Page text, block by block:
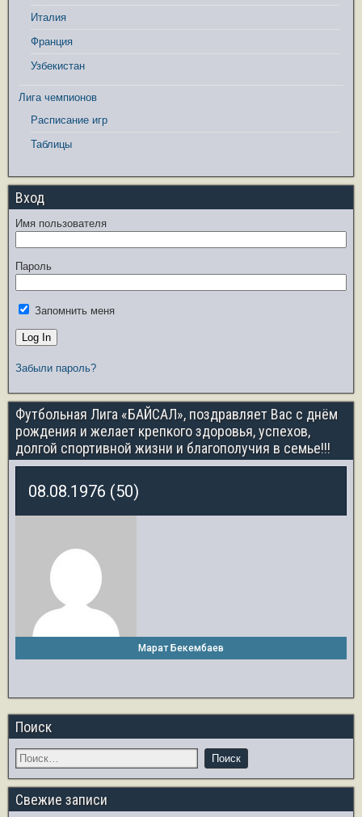
Италия
Франция
Узбекистан
Лига чемпионов
Расписание игр
Таблицы
Вход
Имя пользователя
Пароль
Запомнить меня
Забыли пароль?
Футбольная Лига «БАЙСАЛ», поздравляет Вас с днём
рождения и желает крепкого здоровья, успехов,
долгой спортивной жизни и благополучия в семье!!!
08.08.1976 (50)
Марат Бекембаев
Поиск
Свежие записи